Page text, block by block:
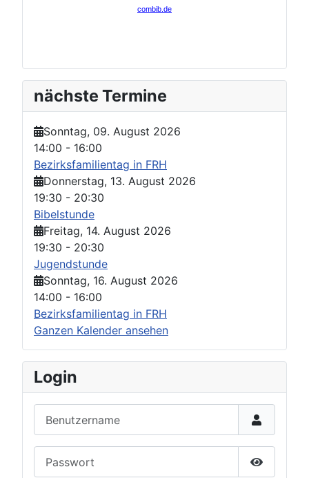
nächste Termine
Sonntag, 09. August 2026
14:00 - 16:00
Bezirksfamilientag in FRH
Donnerstag, 13. August 2026
19:30 - 20:30
Bibelstunde
Freitag, 14. August 2026
19:30 - 20:30
Jugendstunde
Sonntag, 16. August 2026
14:00 - 16:00
Bezirksfamilientag in FRH
Ganzen Kalender ansehen
Login